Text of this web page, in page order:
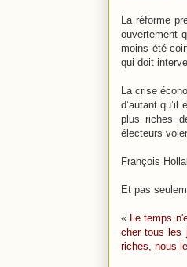
La réforme
ouvertement
moins été
qui doit
La crise
d’autant
plus riches
électeurs
François
Et pas
« Le temps
cher tous les
riches, nous